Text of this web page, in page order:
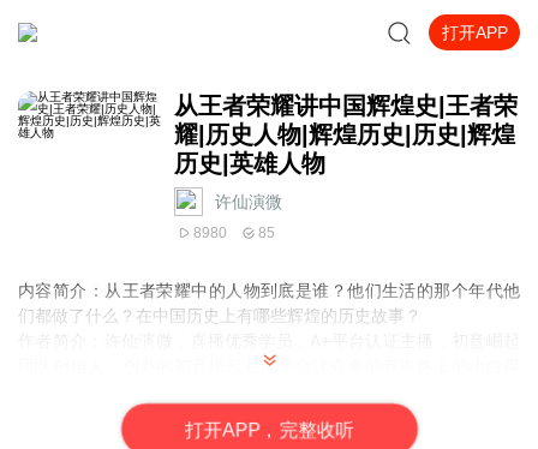
打开APP
从王者荣耀讲中国辉煌史|王者荣
耀|历史人物|辉煌历史|历史|辉煌
历史|英雄人物
许仙演微
8980 85
内容简介：从王者荣耀中的人物到底是谁？他们生活的那个年代他
们都做了什么？在中国历史上有哪些辉煌的历史故事？
。创办的初音崛起互助平台让众多的有声路上的小白得
许仙演微
打开APP，完整收听